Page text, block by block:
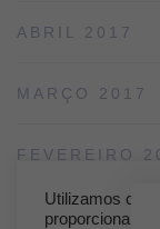
ABRIL 2017
MARÇO 2017
FEVEREIRO
AGOSTO 2016
Utilizamos
proporcionar a